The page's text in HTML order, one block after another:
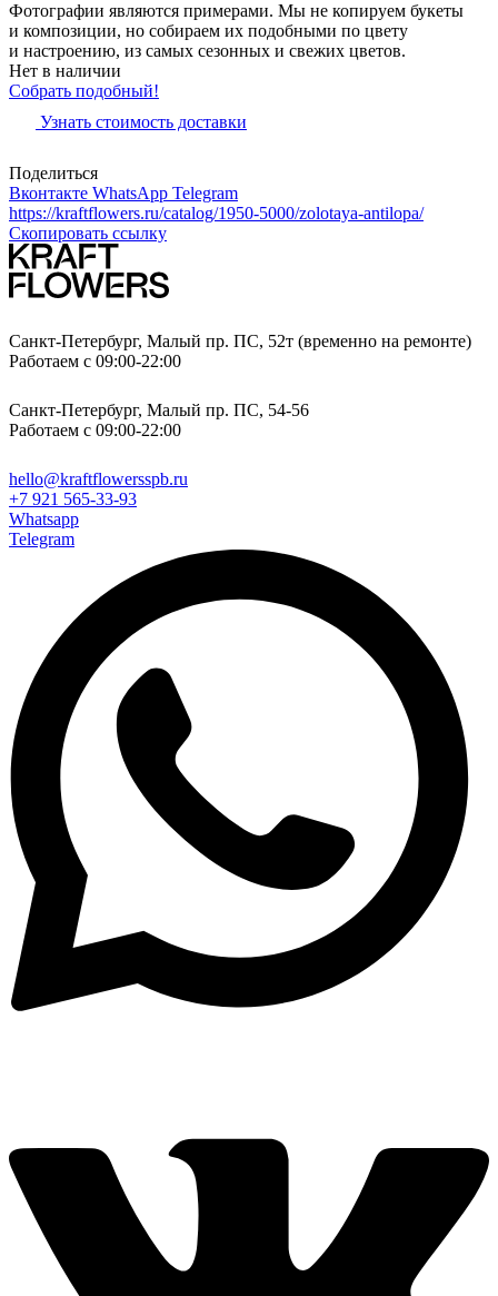
Фотографии являются примерами. Мы не копируем букеты
и композиции, но собираем их подобными по цвету
и настроению, из самых сезонных и свежих цветов.
Нет в наличии
Собрать подобный!
Узнать стоимость доставки
Поделиться
Вконтакте WhatsApp Telegram
https://kraftflowers.ru/catalog/1950-5000/zolotaya-antilopa/
Скопировать ссылку
Санкт-Петербург, Малый пр. ПС, 52т (временно на ремонте)
Работаем с 09:00-22:00
Санкт-Петербург, Малый пр. ПС, 54-56
Работаем с 09:00-22:00
hello@kraftflowersspb.ru
+7 921 565-33-93
Whatsapp
Telegram